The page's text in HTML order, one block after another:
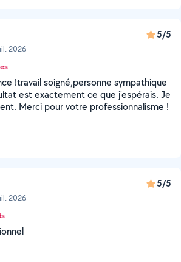
2026
5/5
!travail soigné,personne sympathique
est exactement ce que j'espérais. Je
Merci pour votre professionnalisme !
2026
5/5